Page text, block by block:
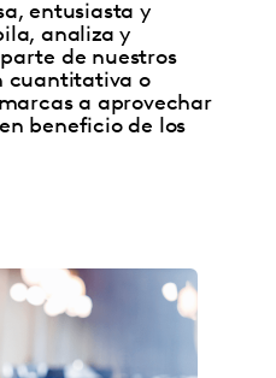
entusiasta y
analiza y
de nuestros
cuantitativa o
a aprovechar
beneficio de los